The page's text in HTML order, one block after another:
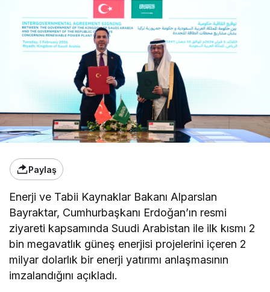
Paylaş
Enerji ve Tabii Kaynaklar Bakanı Alparslan
Bayraktar, Cumhurbaşkanı Erdoğan’ın resmi
ziyareti kapsamında Suudi Arabistan ile ilk kısmı 2
bin megavatlık güneş enerjisi projelerini içeren 2
milyar dolarlık bir enerji yatırımı anlaşmasının
imzalandığını açıkladı.